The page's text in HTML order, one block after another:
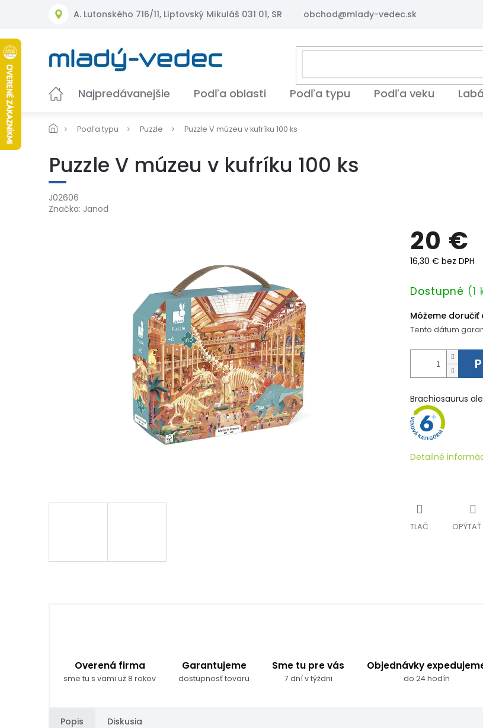
A. Lutonského 716/11, Liptovský Mikuláš 031 01, SR obchod@mlady-vedec.sk
Najpredávanejšie Podľa oblasti Podľa typu Podľa veku
Podľa typu Puzzle Puzzle V múzeu v kufríku 100 ks
Puzzle V múzeu v kufríku 100 ks
J02606
Značka: Janod
20 €
16,30 € bez DPH
Jednotková
Dostupné (1
Môžeme doručiť
Tento dátum
Brachiosaurus
Detailné
TLAČ
Overená firma
sme tu s vami už 8 rokov
Garantujeme
dostupnosť tovaru
Sme tu pre vás
7 dní v týždni
Objednávky
do 24 hodín
Popis Diskusia